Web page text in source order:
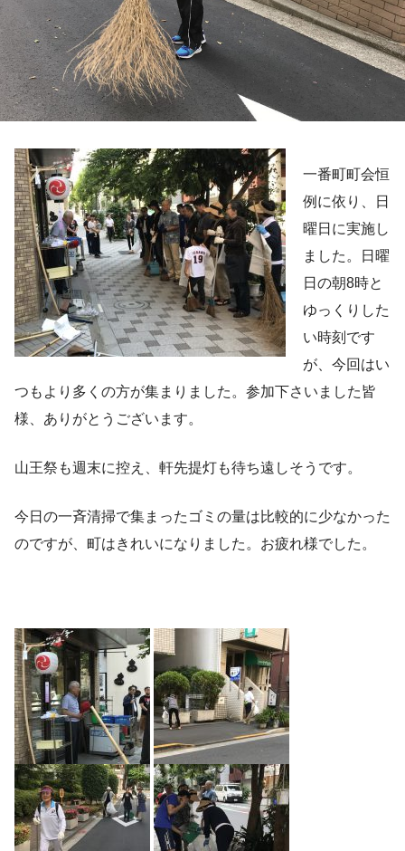
一番町町会恒
例に依り、日
曜日に実施し
ました。日曜
日の朝8時と
ゆっくりした
い時刻です
が、今回はい
つもより多くの方が集まりました。参加下さいました皆
様、ありがとうございます。
山王祭も週末に控え、軒先提灯も待ち遠しそうです。
今日の一斉清掃で集まったゴミの量は比較的に少なかった
のですが、町はきれいになりました。お疲れ様でした。